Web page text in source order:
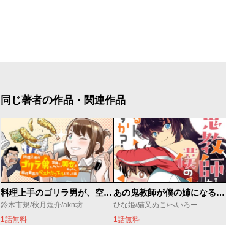
同じ著者の作品・関連作品
料理上手のゴリラ男が、空腹で倒れていた美女を助けたら、相性最高のベストカップルになった話
鈴木市規/秋月煌介/akn坊
1話無料
あの鬼教師が僕の姉になるんですか？
ひな姫/猫又ぬこ/へいろー
1話無料